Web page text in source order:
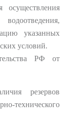
указанных
условий.
РФ от
резервов
технического